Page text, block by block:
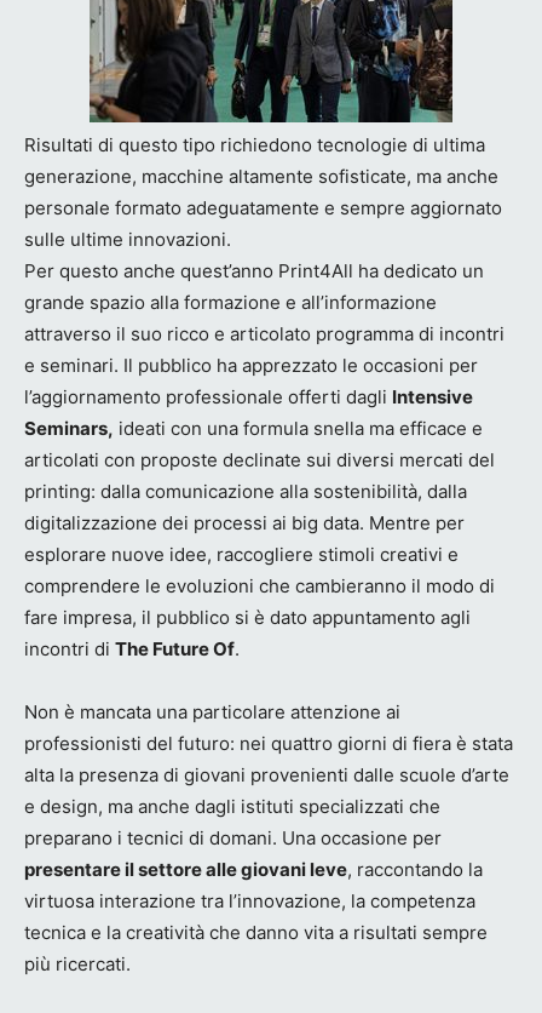
Risultati di questo tipo richiedono tecnologie di ultima
generazione, macchine altamente sofisticate, ma anche
personale formato adeguatamente e sempre aggiornato
sulle ultime innovazioni.
Per questo anche quest’anno Print4All ha dedicato un
grande spazio alla formazione e all’informazione
attraverso il suo ricco e articolato programma di incontri
e seminari. Il pubblico ha apprezzato le occasioni per
l’aggiornamento professionale offerti dagli Intensive
Seminars, ideati con una formula snella ma efficace e
articolati con proposte declinate sui diversi mercati del
printing: dalla comunicazione alla sostenibilità, dalla
digitalizzazione dei processi ai big data. Mentre per
esplorare nuove idee, raccogliere stimoli creativi e
comprendere le evoluzioni che cambieranno il modo di
fare impresa, il pubblico si è dato appuntamento agli
incontri di The Future Of.
Non è mancata una particolare attenzione ai
professionisti del futuro: nei quattro giorni di fiera è stata
alta la presenza di giovani provenienti dalle scuole d’arte
e design, ma anche dagli istituti specializzati che
preparano i tecnici di domani. Una occasione per
presentare il settore alle giovani leve, raccontando la
virtuosa interazione tra l’innovazione, la competenza
tecnica e la creatività che danno vita a risultati sempre
più ricercati.